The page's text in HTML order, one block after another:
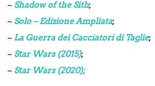
– Shadow of the Sith;
– Solo – Edizione Ampliata;
– La Guerra dei Cacciatori di Taglie;
– Star Wars (2015);
– Star Wars (2020);